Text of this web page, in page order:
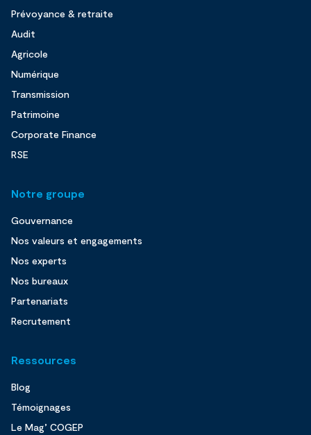
Prévoyance & retraite
Audit
Agricole
Numérique
Transmission
Patrimoine
Corporate Finance
RSE
Notre groupe
Gouvernance
Nos valeurs et engagements
Nos experts
Nos bureaux
Partenariats
Recrutement
Ressources
Blog
Témoignages
Le Mag’ COGEP